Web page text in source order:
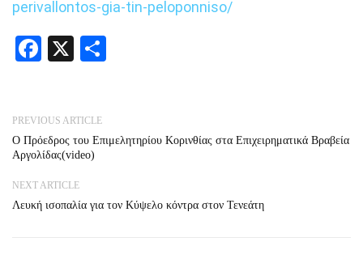
perivallontos-gia-tin-peloponniso/
Facebook
X
PREVIOUS ARTICLE
Ο Πρόεδρος του Επιμελητηρίου Κορινθίας στα Επιχειρηματικά Βραβεία
Αργολίδας(video)
NEXT ARTICLE
Λευκή ισοπαλία για τον Κύψελο κόντρα στον Τενεάτη